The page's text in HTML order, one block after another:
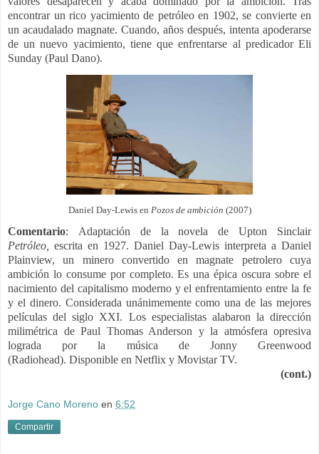
encontrar un rico yacimiento de petróleo en 1902, se convierte en
un acaudalado magnate. Cuando, años después, intenta apoderarse
de un nuevo yacimiento, tiene que enfrentarse al predicador Eli
Sunday (Paul Dano).
Daniel Day-Lewis en Pozos de ambición (2007)
Comentario: Adaptación de la novela de Upton Sinclair
Petróleo,
escrita en 1927. Daniel Day-Lewis interpreta a Daniel
Plainview, un minero convertido en magnate petrolero cuya
ambición lo consume por completo. Es una épica oscura sobre el
nacimiento del capitalismo moderno y el enfrentamiento entre la fe
y el dinero. Considerada unánimemente como una de las mejores
películas del siglo XXI. Los especialistas alabaron la dirección
milimétrica de Paul Thomas Anderson y la atmósfera opresiva
lograda por la música de Jonny Greenwood
(Radiohead). Disponible en Netflix y Movistar TV.
(cont.)
Jorge Cano Moreno en 6:52
Compartir